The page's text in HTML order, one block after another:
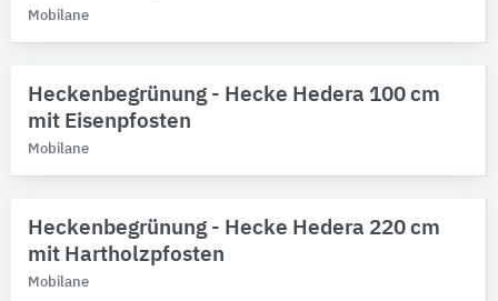
Mobilane
Heckenbegrünung - Hecke Hedera 100 cm
mit Eisenpfosten
Mobilane
Heckenbegrünung - Hecke Hedera 220 cm
mit Hartholzpfosten
Mobilane